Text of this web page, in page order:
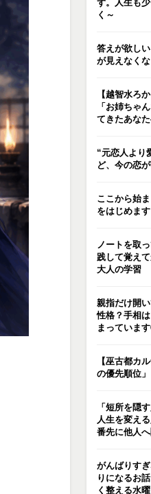
ず。人生も
く～
答えが欲し
が見えなく
【越智水ろ
「お姉ちゃ
てきたあな
“元恋人より
ど、今の恋
ここから始
をはじめます
ノートを取
践して覚え
大人の学習
親指だけ開
性格？手相
まっていま
【巫古都カ
の優先順位
「短所を隠
人生を変え
番先に他人
がんばりす
りになるお
く整える水曜